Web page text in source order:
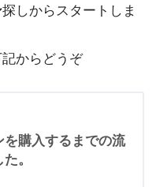
探しからスタートしま
からどうぞ
を購入するまでの流
。